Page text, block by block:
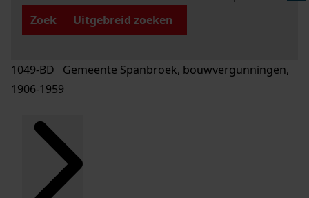
Zoek
Uitgebreid zoeken
1049-BD Gemeente Spanbroek, bouwvergunningen,
1906-1959